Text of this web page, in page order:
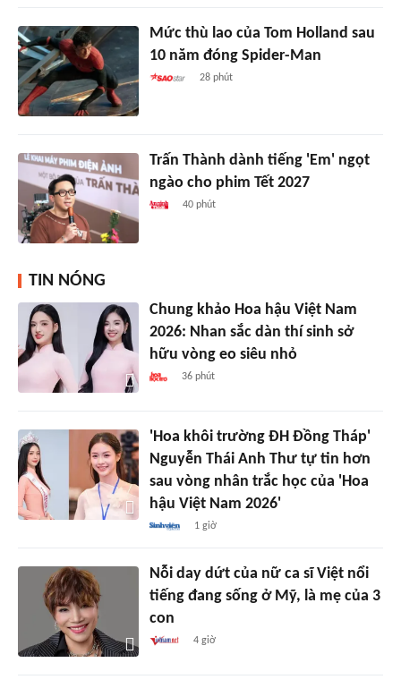
Mức thù lao của Tom Holland sau
10 năm đóng Spider-Man
28 phút
Trấn Thành dành tiếng 'Em' ngọt
ngào cho phim Tết 2027
40 phút
TIN NÓNG
Chung khảo Hoa hậu Việt Nam
2026: Nhan sắc dàn thí sinh sở
hữu vòng eo siêu nhỏ
36 phút
'Hoa khôi trường ĐH Đồng Tháp'
Nguyễn Thái Anh Thư tự tin hơn
sau vòng nhân trắc học của 'Hoa
hậu Việt Nam 2026'
1 giờ
Nỗi day dứt của nữ ca sĩ Việt nổi
tiếng đang sống ở Mỹ, là mẹ của 3
con
4 giờ